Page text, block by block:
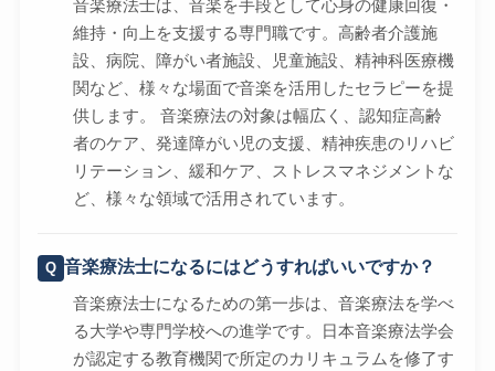
音楽療法士は、音楽を手段として心身の健康回復・
維持・向上を支援する専門職です。高齢者介護施
設、病院、障がい者施設、児童施設、精神科医療機
関など、様々な場面で音楽を活用したセラピーを提
供します。 音楽療法の対象は幅広く、認知症高齢
者のケア、発達障がい児の支援、精神疾患のリハビ
リテーション、緩和ケア、ストレスマネジメントな
ど、様々な領域で活用されています。
音楽療法士になるにはどうすればいいですか？
音楽療法士になるための第一歩は、音楽療法を学べ
る大学や専門学校への進学です。日本音楽療法学会
が認定する教育機関で所定のカリキュラムを修了す